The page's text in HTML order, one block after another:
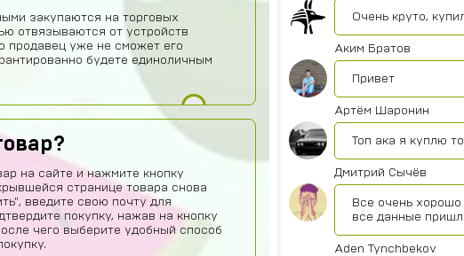
закупаются на торговых
отвязываются от устройств
продавец уже не сможет его
будете единоличным
на сайте и нажмите кнопку
странице товара снова
введите свою почту для
покупку, нажав на кнопку
чего выберите удобный способ
Очень круто,
Аким Братов
Привет
Артём Шаронин
Топ ака я куплю
Дмитрий Сычёв
Все очень хорошо
все данные
Aden Tynchbekov